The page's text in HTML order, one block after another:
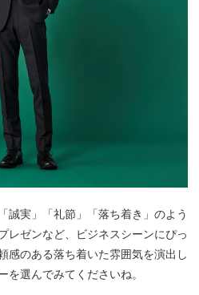
誠実」「礼節」「落ち着き」のよう
レゼンなど、ビジネスシーンにぴっ
感のある落ち着いた雰囲気を演出し
を選んでみてくださいね。